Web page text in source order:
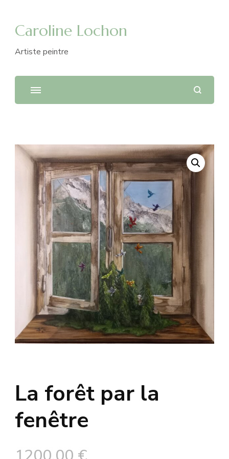
Caroline Lochon
Artiste peintre
La forêt par la
fenêtre